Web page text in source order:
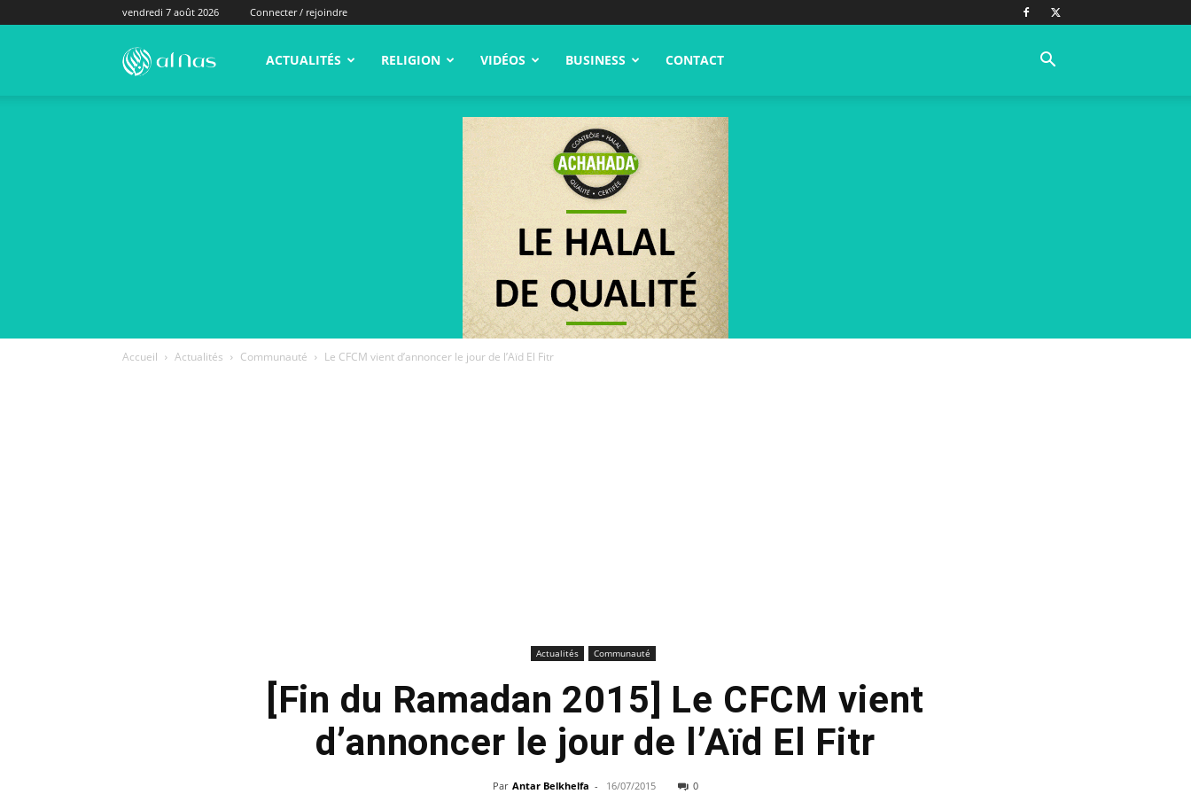
vendredi 7 août 2026 Connecter / rejoindre
alNas.fr ACTUALITÉS RELIGION VIDÉOS BUSINESS CONTACT
Accueil Actualités Communauté Le CFCM vient d’annoncer le jour de l’Aïd El Fitr
Actualités Communauté
[Fin du Ramadan 2015] Le CFCM vient
d’annoncer le jour de l’Aïd El Fitr
Par Antar Belkhelfa - 16/07/2015 0